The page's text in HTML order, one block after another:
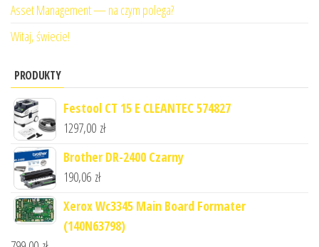
Asset Management — na czym polega?
Witaj, świecie!
PRODUKTY
Festool CT 15 E CLEANTEC 574827
1297,00 zł
Brother DR-2400 Czarny
190,06 zł
Xerox Wc3345 Main Board Formater
(140N63798)